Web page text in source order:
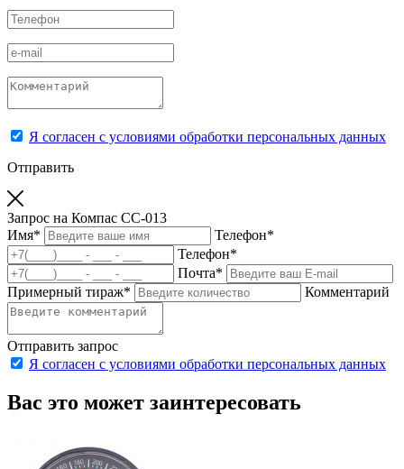
Я согласен с условиями обработки персональных данных
Отправить
Запрос на Компас CC-013
Имя* Телефон*
Телефон*
Почта*
Примерный тираж* Комментарий
Отправить запрос
Я согласен с условиями обработки персональных данных
Вас это может заинтересовать